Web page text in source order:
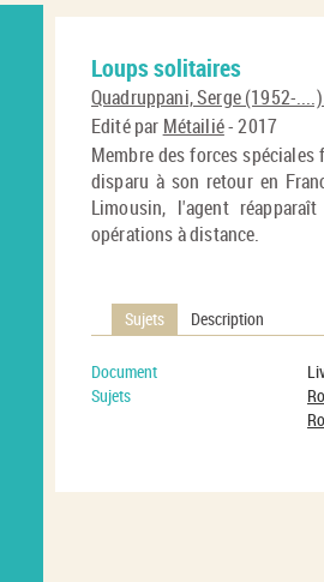
Loups solitaires
Quadruppani, Serge (1952-
Edité par Métailié- 2017
Membre des forces
disparu à son retour en
Limousin, l'agent
opérations à distance.
Sujets Description
Document
Sujets